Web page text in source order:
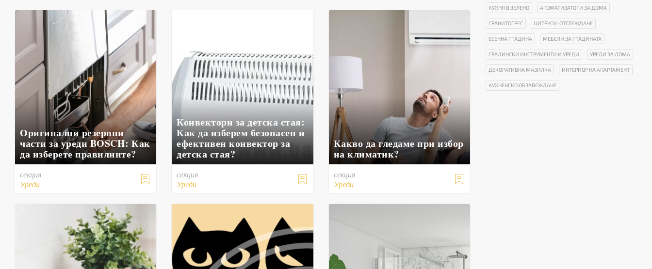
Оригинални резервни
части за уреди BOSCH: Как
да изберете правилните?

секция
Уреди
Конвектори за детска стая:
Как да изберем безопасен и
ефективен конвектор за
детска стая?

секция
Уреди
Какво да гледаме при избор
на климатик?

секция
Уреди
КУХНЯ В ЗЕЛЕНО АРОМАТИЗАТОРИ ЗА ДОМА
ГРАНИТОГРЕС ЦИТРУСИ-ОТГЛЕЖДАНЕ
ЕСЕННА ГРАДИНА МЕБЕЛИ ЗА ГРАДИНАТА
ГРАДИНСКИ ИНСТРУМЕНТИ И УРЕДИ УРЕДИ ЗА ДОМА
ДЕКОРАТИВНА МАЗИЛКА ИНТЕРИОР НА АПАРТАМЕНТ
КУХНЕНСКО ОБЗАВЕЖДАНЕ